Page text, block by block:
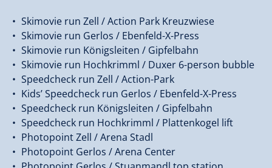
Skimovie run Zell / Action Park Kreuzwiese
Skimovie run Gerlos / Ebenfeld-X-Press
Skimovie run Königsleiten / Gipfelbahn
Skimovie run Hochkrimml / Duxer 6-person bubble
Speedcheck run Zell / Action-Park
Kids’ Speedcheck run Gerlos / Ebenfeld-X-Press
Speedcheck run Königsleiten / Gipfelbahn
Speedcheck run Hochkrimml / Plattenkogel lift
Photopoint Zell / Arena Stadl
Photopoint Gerlos / Arena Center